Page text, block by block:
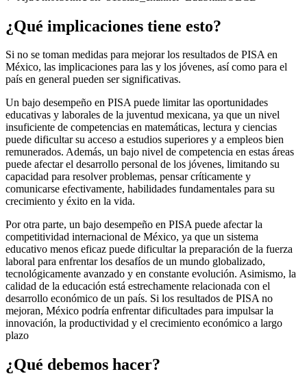
¿Qué implicaciones tiene esto?
Si no se toman medidas para mejorar los resultados de PISA en
México, las implicaciones para las y los jóvenes, así como para el
país en general pueden ser significativas.
Un bajo desempeño en PISA puede limitar las oportunidades
educativas y laborales de la juventud mexicana, ya que un nivel
insuficiente de competencias en matemáticas, lectura y ciencias
puede dificultar su acceso a estudios superiores y a empleos bien
remunerados. Además, un bajo nivel de competencia en estas áreas
puede afectar el desarrollo personal de los jóvenes, limitando su
capacidad para resolver problemas, pensar críticamente y
comunicarse efectivamente, habilidades fundamentales para su
crecimiento y éxito en la vida.
Por otra parte, un bajo desempeño en PISA puede afectar la
competitividad internacional de México, ya que un sistema
educativo menos eficaz puede dificultar la preparación de la fuerza
laboral para enfrentar los desafíos de un mundo globalizado,
tecnológicamente avanzado y en constante evolución. Asimismo, la
calidad de la educación está estrechamente relacionada con el
desarrollo económico de un país. Si los resultados de PISA no
mejoran, México podría enfrentar dificultades para impulsar la
innovación, la productividad y el crecimiento económico a largo
plazo
¿Qué debemos hacer?